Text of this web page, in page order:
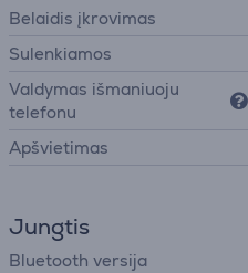
Belaidis įkrovimas
Sulenkiamos
Valdymas išmaniuoju
telefonu
Apšvietimas
Jungtis
Bluetooth versija